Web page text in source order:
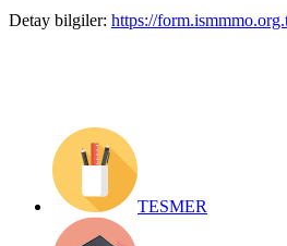
Detay bilgiler: https://
TESMER